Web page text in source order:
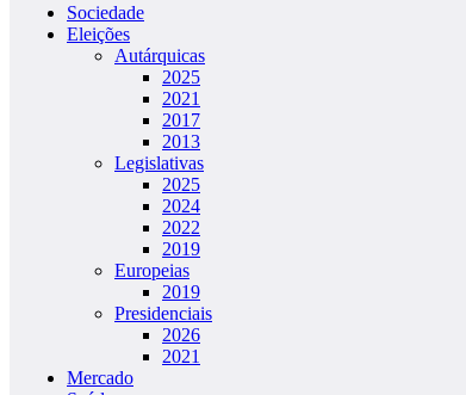
Sociedade
Eleições
Autárquicas
2025
2021
2017
2013
Legislativas
2025
2024
2022
2019
Europeias
2019
Presidenciais
2026
2021
Mercado